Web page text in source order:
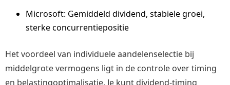
Microsoft: Gemiddeld dividend, stabiele groei,
sterke concurrentiepositie
Het voordeel van individuele aandelenselectie bij
middelgrote vermogens ligt in de controle over timing
en belastingoptimalisatie. Je kunt dividend-timing